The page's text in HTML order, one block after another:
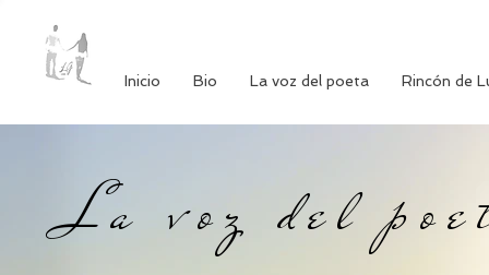
Inicio Bio La voz del poeta Rincón de
La voz del